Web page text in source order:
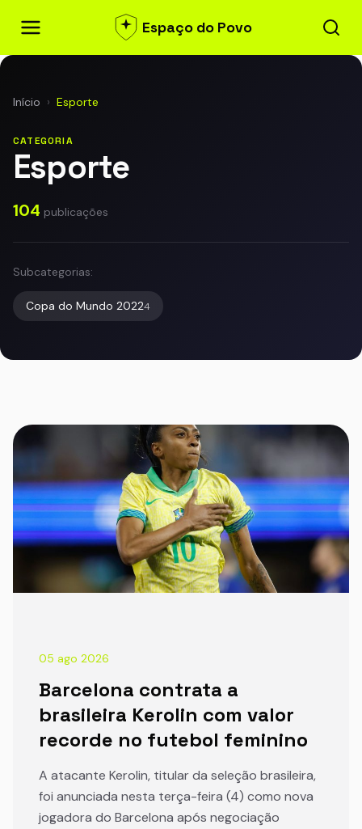
Espaço do Povo
Início › Esporte
CATEGORIA
Esporte
104 publicações
Subcategorias:
Copa do Mundo 20224
05 ago 2026
Barcelona contrata a
brasileira Kerolin com valor
recorde no futebol feminino
A atacante Kerolin, titular da seleção brasileira,
foi anunciada nesta terça-feira (4) como nova
jogadora do Barcelona após negociação